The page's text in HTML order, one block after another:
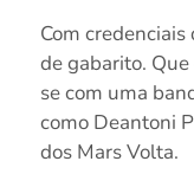
Com
de gabarito.
se com uma
como Deantoni
dos Mars Volta.